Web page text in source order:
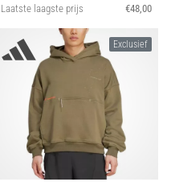
Laatste laagste prijs €48,00
Exclusief